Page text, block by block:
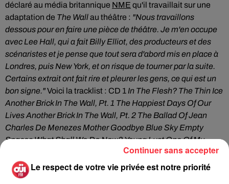
déclaré au média britannique NME qu'il travaillait sur une
adaptation de The Wallau théâtre : "Nous travaillons
dessous pour en faire une pièce de théâtre. Je m'en occupe
avec Lee Hall, qui a fait Billy Elliot, des producteurs et des
scénaristes et je pense que tout sera d'abord mis en place à
Londres, puis New York, et on risque de tourner par la suite.
Certains extrait ont fait rire et pleurer les gens, ce qui est un
bon signe."Voici la tracklist : CD 1 In The Flesh? The Thin Ice
Another Brick In The Wall, Pt. 1 The Happiest Days Of Our
LivesAnother Brick In The Wall, Pt. 2 The Ballad Of Jean
Charles De Menezes Mother Goodbye Blue Sky Empty
SpacesWhat Shall We Do Now?Young LustOne Of My
Another Brick In The Wall, Pt. 3
Last Few Bricks Goodbye Cruel WorldCD 2Hey YouIs There
Anybody Out There?
Le respect de votre vie privée est notre priorité
Continuer sans accepter